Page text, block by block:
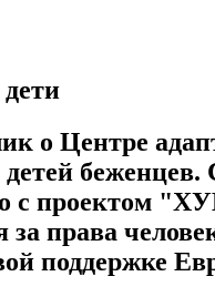
о Центре
детей беженцев.
с проектом
за права
поддержке